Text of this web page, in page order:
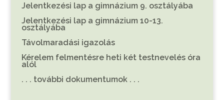
Jelentkezési lap a gimnázium 9. osztályába
Jelentkezési lap a gimnázium 10-13.
osztályába
Távolmaradási igazolás
Kérelem felmentésre heti két testnevelés óra
alól
. . . további dokumentumok . . .